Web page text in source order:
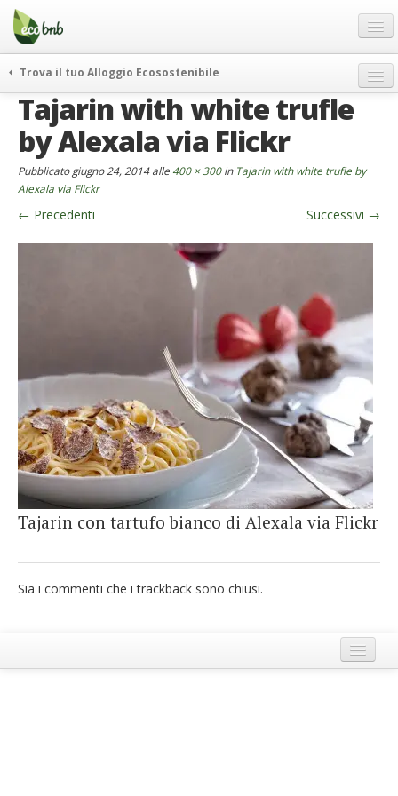
Menu
Salta
contenuto
Offerte Speciali
Regali
FAQ
Chi Siamo
Partner
French
Italiano
Trova il tuo Alloggio Ecosostenibile
weekend green
itinerari
curiosità
vivere e viaggiare verde
news ed eventi
Tajarin with white trufle
by Alexala via Flickr
Pubblicatogiugno 24, 2014alle400 × 300in Tajarin with white trufle by
Alexala via Flickr
← Precedenti Successivi →
Tajarin con tartufo bianco di Alexala via Flickr
Sia i commenti che i trackback sono chiusi.